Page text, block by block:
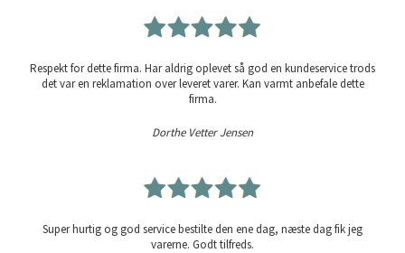
Respekt for dette firma. Har aldrig oplevet så god en kundeservice trods
det var en reklamation over leveret varer. Kan varmt anbefale dette
firma.
Dorthe Vetter Jensen
Super hurtig og god service bestilte den ene dag, næste dag fik jeg
varerne. Godt tilfreds.